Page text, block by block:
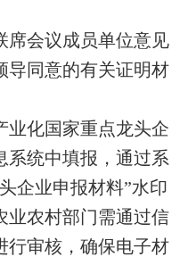
会议成员单位意见
导同意的有关证明材
业化国家重点龙头企
统中填报， 通过系
企业申报材料”水印
业农村部门需通过信
行审核，确保电子材